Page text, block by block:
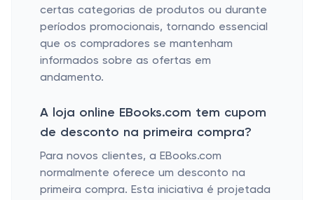
certas categorias de produtos ou durante
períodos promocionais, tornando essencial
que os compradores se mantenham
informados sobre as ofertas em
andamento.
A loja online EBooks.com tem cupom
de desconto na primeira compra?
Para novos clientes, a EBooks.com
normalmente oferece um desconto na
primeira compra. Esta iniciativa é projetada